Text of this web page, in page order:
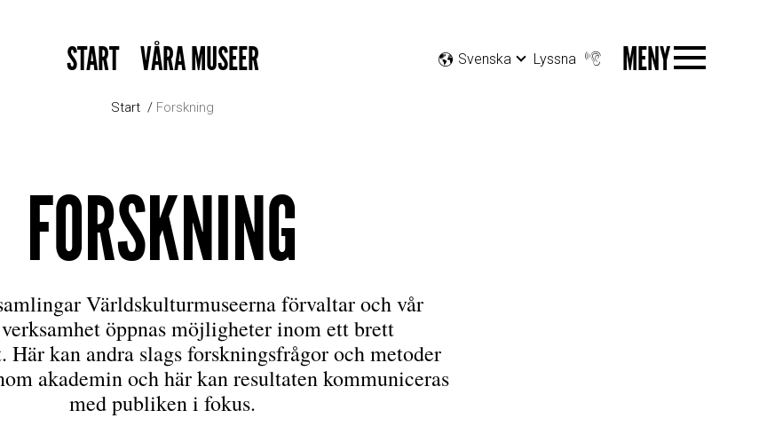
START VÅRA MUSEER Svenska Lyssna MENY
Start Forskning
FORSKNING
Världskulturmuseerna förvaltar och vår
öppnas möjligheter inom ett brett
Här kan andra slags forskningsfrågor och metoder
akademin och här kan resultaten kommuniceras
med publiken i fokus.